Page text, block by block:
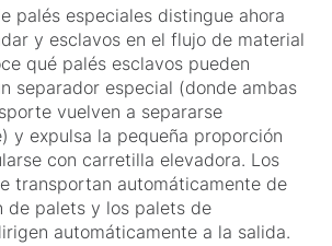
palés especiales distingue ahora
y esclavos en el flujo de material
qué palés esclavos pueden
separador especial (donde ambas
vuelven a separarse
y expulsa la pequeña proporción
con carretilla elevadora. Los
transportan automáticamente de
de palets y los palets de
automáticamente a la salida.